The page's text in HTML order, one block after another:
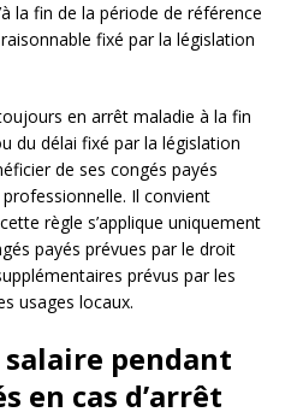
la fin de la période de référence
fixé par la législation
en arrêt maladie à la fin
du délai fixé par la législation
de ses congés payés
Il convient
règle s’applique uniquement
payés prévues par le droit
prévus par les
usages locaux.
pendant
en cas d’arrêt